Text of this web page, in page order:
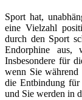
Sport hat,
eine Vielzahl
durch den Sport
Endorphine aus,
Insbesondere für
wenn Sie
die Entbindung für
und Sie werden in